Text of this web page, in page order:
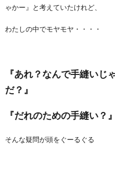
ゃかー』と考えていたけれど、
わたしの中でモヤモヤ・・・・
『あれ？なんで手縫いじ
だ？』
『だれのための手縫い？』
そんな疑問が頭をぐーるぐる